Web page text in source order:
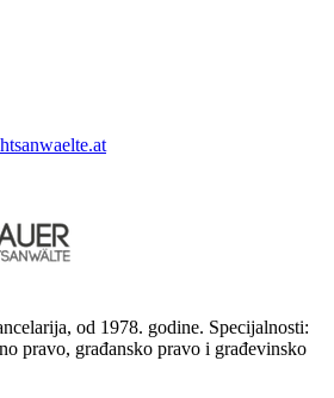
od 1978. godine. Specijalnosti:
pravo, građansko pravo i građevinsko